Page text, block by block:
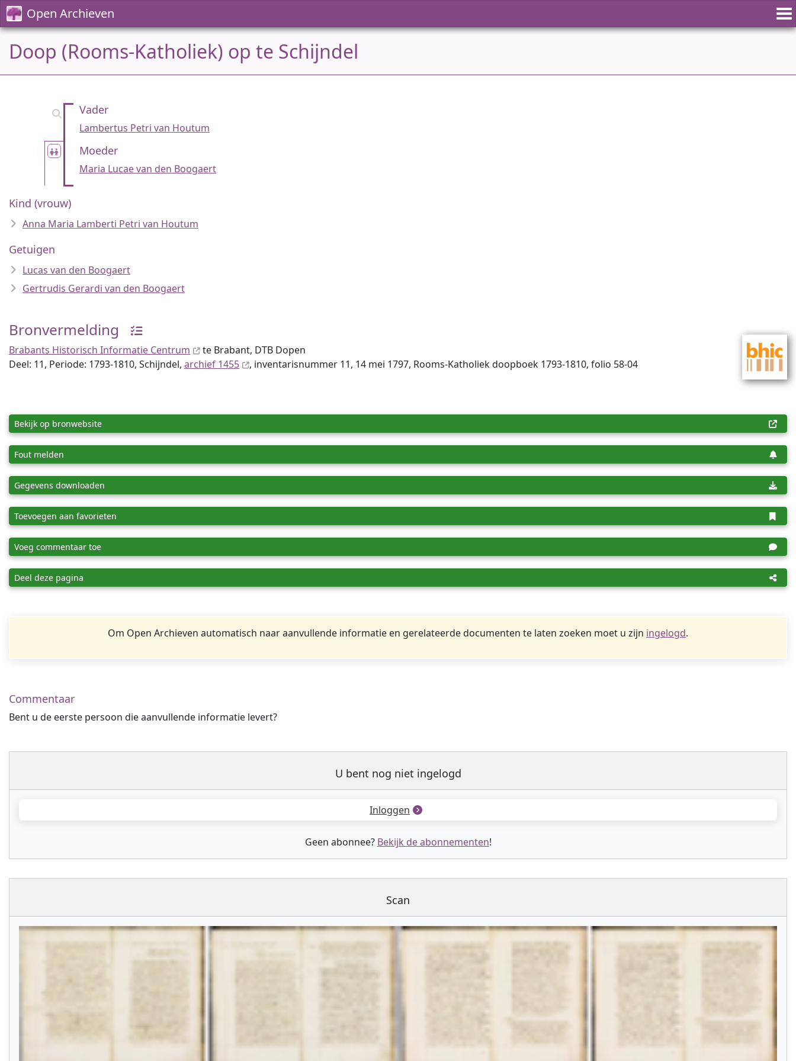
Open Archieven
Doop (Rooms-Katholiek) op te Schijndel
Vader
Lambertus Petri van Houtum
Moeder
Maria Lucae van den Boogaert
Kind (vrouw)
Anna Maria Lamberti Petri van Houtum
Getuigen
Lucas van den Boogaert
Gertrudis Gerardi van den Boogaert
Bronvermelding
Brabants Historisch Informatie Centrum
te Brabant, DTB Dopen
Deel: 11, Periode: 1793-1810, Schijndel, archief 1455 , inventaris­num­mer 11, 14 mei 1797, Rooms-Katholiek doopboek 1793-1810, folio 58-04
Bekijk op bronwebsite
Fout melden
Gegevens downloaden
Toevoegen aan favorieten
Voeg commentaar toe
Deel deze pagina
Om Open Archieven automatisch naar aanvullende informatie en gerelateerde documenten te laten zoeken moet u zijn ingelogd.
Commentaar
Bent u de eerste persoon die aanvullende informatie levert?
U bent nog niet ingelogd
Inloggen
Geen abonnee? Bekijk de abonnementen!
Scan